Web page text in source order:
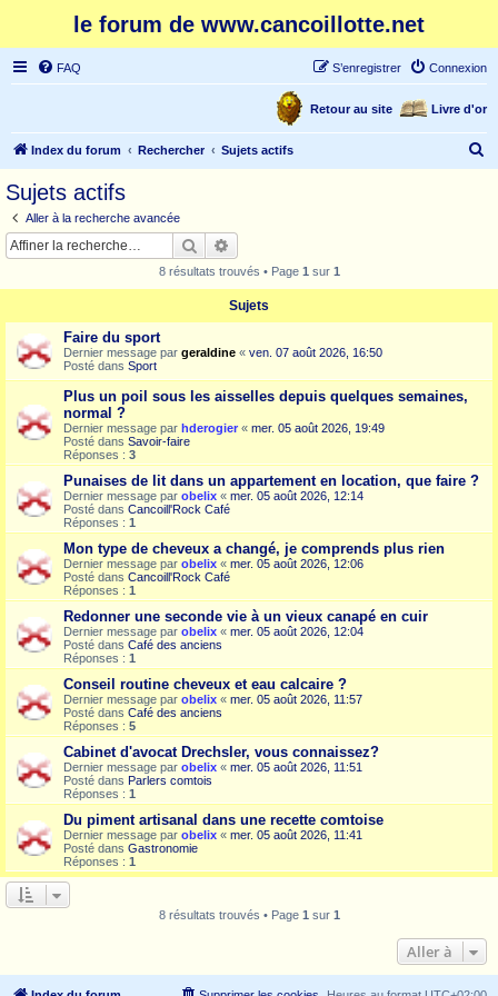
le forum de www.cancoillotte.net
FAQ Connexion
S’enregistrer
Livre d'or
Retour au site
Index du forum Rechercher Sujets actifs
Sujets actifs
Aller à la recherche avancée
Rechercher
8 résultats trouvés • Page 1 sur 1
Sujets
Faire du sport
Dernier message par geraldine « ven. 07 août 2026, 16:50
Posté dans Sport
Plus un poil sous les aisselles depuis quelques semaines,
normal ?
Dernier message par hderogier « mer. 05 août 2026, 19:49
Posté dans Savoir-faire
Réponses : 3
Punaises de lit dans un appartement en location, que faire ?
Dernier message par obelix « mer. 05 août 2026, 12:14
Posté dans Cancoill'Rock Café
Réponses : 1
Mon type de cheveux a changé, je comprends plus rien
Dernier message par obelix « mer. 05 août 2026, 12:06
Posté dans Cancoill'Rock Café
Réponses : 1
Redonner une seconde vie à un vieux canapé en cuir
Dernier message par obelix « mer. 05 août 2026, 12:04
Posté dans Café des anciens
Réponses : 1
Conseil routine cheveux et eau calcaire ?
Dernier message par obelix « mer. 05 août 2026, 11:57
Posté dans Café des anciens
Réponses : 5
Cabinet d'avocat Drechsler, vous connaissez?
Dernier message par obelix « mer. 05 août 2026, 11:51
Posté dans Parlers comtois
Réponses : 1
Du piment artisanal dans une recette comtoise
Dernier message par obelix « mer. 05 août 2026, 11:41
Posté dans Gastronomie
Réponses : 1
8 résultats trouvés • Page 1 sur 1
Aller à